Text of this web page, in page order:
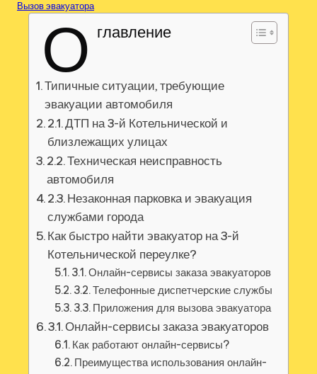
Вызов эвакуатора
О главление
Типичные ситуации, требующие
эвакуации автомобиля
2.1. ДТП на 3-й Котельнической и
близлежащих улицах
2.2. Техническая неисправность
автомобиля
2.3. Незаконная парковка и эвакуация
службами города
Как быстро найти эвакуатор на 3-й
Котельнической переулке?
3.1. Онлайн-сервисы заказа эвакуаторов
3.2. Телефонные диспетчерские службы
3.3. Приложения для вызова эвакуатора
3.1. Онлайн-сервисы заказа эвакуаторов
Как работают онлайн-сервисы?
Преимущества использования онлайн-